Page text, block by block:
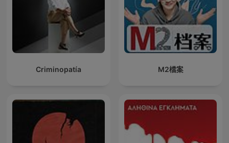
Criminopatía M2檔案